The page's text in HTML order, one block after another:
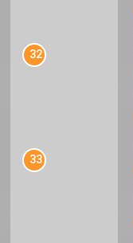
32
33